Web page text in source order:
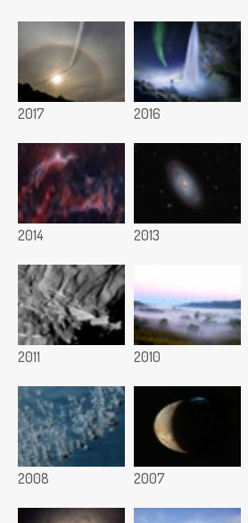
2017 2016
2014 2013
2011 2010
2008 2007